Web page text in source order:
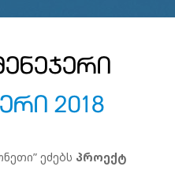
2018
ეძებს პროექტ